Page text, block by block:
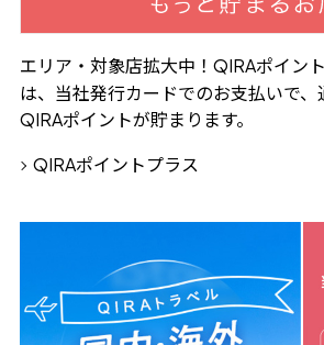
エリア・対象店拡大中！ QIRAポイン
は、当社発行カードでのお支払いで
QIRAポイントが貯まります。
QIRAポイントプラス